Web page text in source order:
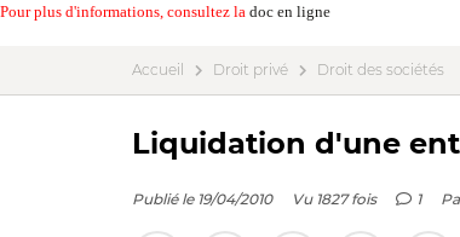
Pour plus d'informations, consultez la doc en ligne
Accueil Droit privé Droit des sociétés
Liquidation d'une
Publié le 19/04/2010 Vu 1827 fois 1